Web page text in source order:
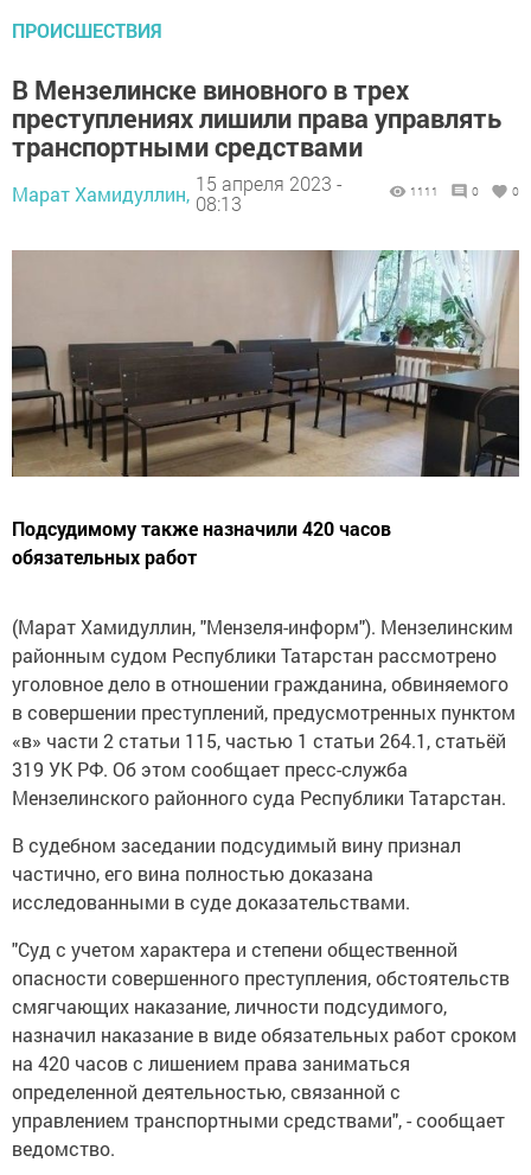
ПРОИСШЕСТВИЯ
В Мензелинске виновного в трех
преступлениях лишили права управлять
транспортными средствами
Марат Хамидуллин, 15 апреля 2023 -
08:13
1111 0 0
Подсудимому также назначили 420 часов
обязательных работ
(Марат Хамидуллин, "Мензеля-информ"). Мензелинским
районным судом Республики Татарстан рассмотрено
уголовное дело в отношении гражданина, обвиняемого
в совершении преступлений, предусмотренных пунктом
«в» части 2 статьи 115, частью 1 статьи 264.1, статьёй
319 УК РФ. Об этом сообщает пресс-служба
Мензелинского районного суда Республики Татарстан.
В судебном заседании подсудимый вину признал
частично, его вина полностью доказана
исследованными в суде доказательствами.
"Суд с учетом характера и степени общественной
опасности совершенного преступления, обстоятельств
смягчающих наказание, личности подсудимого,
назначил наказание в виде обязательных работ сроком
на 420 часов с лишением права заниматься
определенной деятельностью, связанной с
управлением транспортными средствами", - сообщает
ведомство.